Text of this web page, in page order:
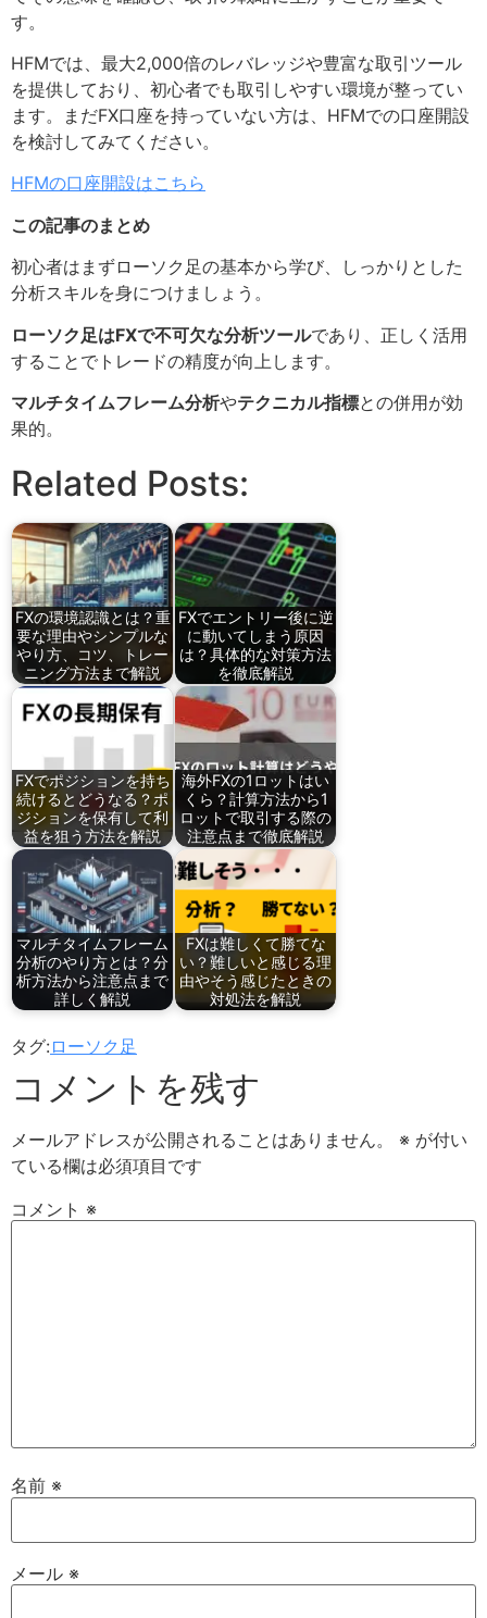
す。
HFMでは、最大2,000倍のレバレッジや豊富な取引ツール
を提供しており、初心者でも取引しやすい環境が整ってい
ます。まだFX口座を持っていない方は、HFMでの口座開設
を検討してみてください。
HFMの口座開設はこちら
この記事のまとめ
初心者はまずローソク足の基本から学び、しっかりとした
分析スキルを身につけましょう。
ローソク足はFXで不可欠な分析ツールであり、正しく活用
することでトレードの精度が向上します。
マルチタイムフレーム分析やテクニカル指標との併用が効
果的。
Related Posts:
FXの環境認識とは？重
要な理由やシンプルな
やり方、コツ、トレー
ニング方法まで解説
FXでエントリー後に逆
に動いてしまう原因
は？具体的な対策方法
を徹底解説
FXでポジションを持ち
続けるとどうなる？ポ
ジションを保有して利
益を狙う方法を解説
海外FXの1ロットはい
くら？計算方法から1
ロットで取引する際の
注意点まで徹底解説
マルチタイムフレーム
分析のやり方とは？分
析方法から注意点まで
詳しく解説
FXは難しくて勝てな
い？難しいと感じる理
由やそう感じたときの
対処法を解説
タグ: ローソク足
コメントを残す
メールアドレスが公開されることはありません。 ※ が付い
ている欄は必須項目です
コメント ※
名前 ※
メール ※